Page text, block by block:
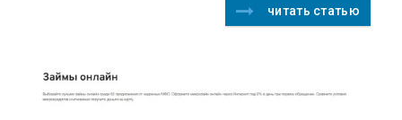
читать статью